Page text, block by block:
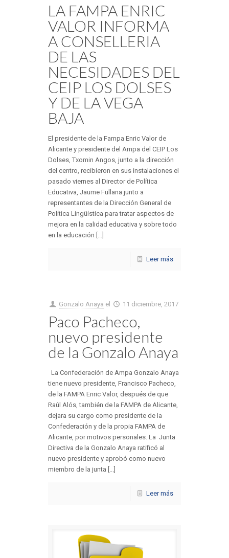
LA FAMPA ENRIC
VALOR INFORMA
A CONSELLERIA
DE LAS
NECESIDADES DEL
CEIP LOS DOLSES
Y DE LA VEGA
BAJA
El presidente de la Fampa Enric Valor de
Alicante y presidente del Ampa del CEIP Los
Dolses, Txomin Angos, junto a la dirección
del centro, recibieron en sus instalaciones el
pasado viernes al Director de Política
Educativa, Jaume Fullana junto a
representantes de la Dirección General de
Política Lingüística para tratar aspectos de
mejora en la calidad educativa y sobre todo
en la educación [...]
Leer más
Gonzalo Anaya el 11 diciembre, 2017
Paco Pacheco,
nuevo presidente
de la Gonzalo Anaya
La Confederación de Ampa Gonzalo Anaya
tiene nuevo presidente, Francisco Pacheco,
de la FAMPA Enric Valor, después de que
Raúl Alós, también de la FAMPA de Alicante,
dejara su cargo como presidente de la
Confederación y de la propia FAMPA de
Alicante, por motivos personales. La Junta
Directiva de la Gonzalo Anaya ratificó al
nuevo presidente y aprobó como nuevo
miembro de la junta [...]
Leer más